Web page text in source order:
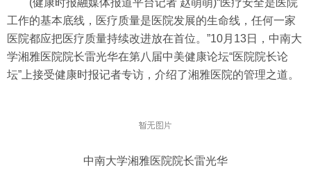
(健康时报融媒体报道平台记者 赵萌萌)“医疗安全是医院
工作的基本底线，医疗质量是医院发展的生命线，任何一家
医院都应把医疗质量持续改进放在首位。”10月13日，中南大
学湘雅医院院长雷光华在第八届中美健康论坛“医院院长论
坛”上接受健康时报记者专访，介绍了湘雅医院的管理之道。
中南大学湘雅医院院长雷光华